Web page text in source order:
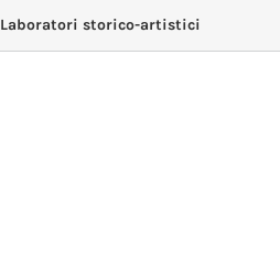
Laboratori storico-artistici